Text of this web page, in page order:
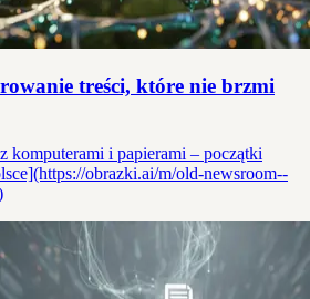
treści, które nie brzmi
komputerami i papierami – początki
obrazki.ai/m/old-newsroom--